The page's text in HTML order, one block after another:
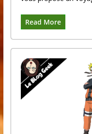
Read More